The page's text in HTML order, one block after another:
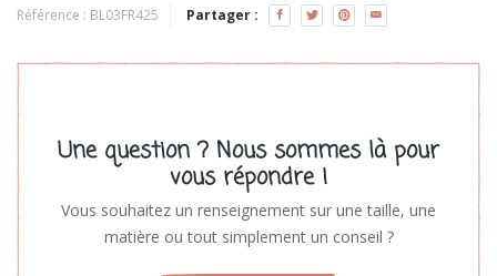
Référence : BL03FR425 Partager :
Une question ? Nous sommes là pour
vous répondre !
Vous souhaitez un renseignement sur une taille, une
matière ou tout simplement un conseil ?